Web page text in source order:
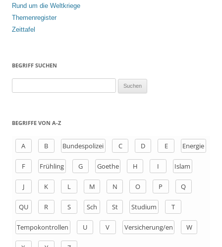
Rund um die Weltkriege
Themenregister
Zeittafel
BEGRIFF SUCHEN
h
BEGRIFFE VON A-Z
A B Bundespolizei C D E Energie
F Frühling G Goethe H I Islam
J K L M N O P Q
QU R S Sch St Studium T
Tempokontrollen U V Versicherung/en W